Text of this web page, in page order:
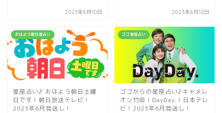
2023年6月10日 2023年6月10日
おはよう朝日星占い
星座占い♪ おはよう朝日土曜
日です！朝日放送テレビ！
2023年6月見逃し！
ゴゴ星座占い
ゴゴからの星座占い♪キャメレ
オン竹田！DayDay.！日本テレ
ビ！2023年6月見逃し！